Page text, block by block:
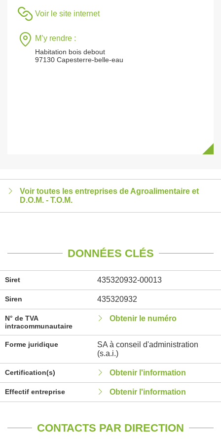
Voir le site internet
M’y rendre :
Habitation bois debout
97130 Capesterre-belle-eau
Voir toutes les entreprises de Agroalimentaire et
D.O.M. - T.O.M.
DONNÉES CLÉS
Siret 435320932-00013
Siren 435320932
N° de TVA
intracommunautaire
Obtenir le numéro
Forme juridique
SA à conseil d'administration
(s.a.i.)
Certification(s) Obtenir l'information
Effectif entreprise Obtenir l'information
CONTACTS PAR DIRECTION